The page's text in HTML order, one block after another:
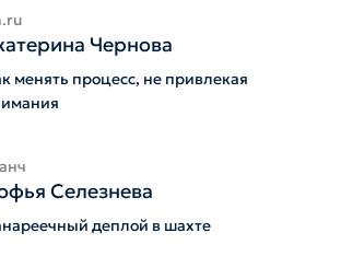
Чернова
менять процесс, не привлекая
Селезнева
деплой в шахте